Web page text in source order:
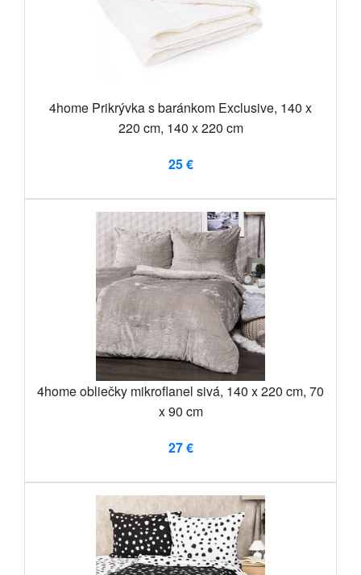
4home Prikrývka s baránkom Exclusive, 140 x
220 cm, 140 x 220 cm
25 €
4home obliečky mikroflanel sivá, 140 x 220 cm, 70
x 90 cm
27 €